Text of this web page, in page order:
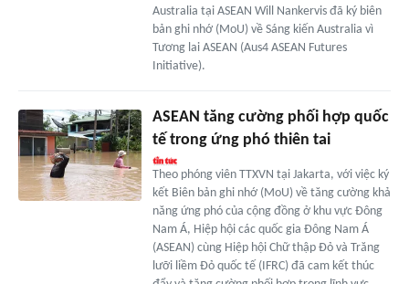
Australia tại ASEAN Will Nankervis đã ký biên
bản ghi nhớ (MoU) về Sáng kiến Australia vì
Tương lai ASEAN (Aus4 ASEAN Futures
Initiative).
ASEAN tăng cường phối hợp quốc
tế trong ứng phó thiên tai
Theo phóng viên TTXVN tại Jakarta, với việc ký
kết Biên bản ghi nhớ (MoU) về tăng cường khả
năng ứng phó của cộng đồng ở khu vực Đông
Nam Á, Hiệp hội các quốc gia Đông Nam Á
(ASEAN) cùng Hiệp hội Chữ thập Đỏ và Trăng
lưỡi liềm Đỏ quốc tế (IFRC) đã cam kết thúc